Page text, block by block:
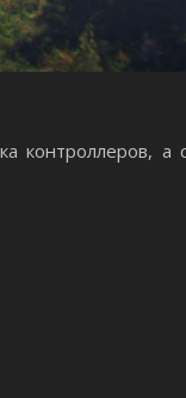
контроллеров, а